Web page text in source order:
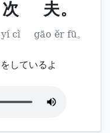
次
夫。
yí cì gāo ěr fū。
しているよ